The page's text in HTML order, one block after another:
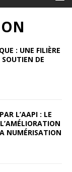
: UNE FILIÈRE
SOUTIEN DE
L’AAPI : LE
NUMÉRISATION